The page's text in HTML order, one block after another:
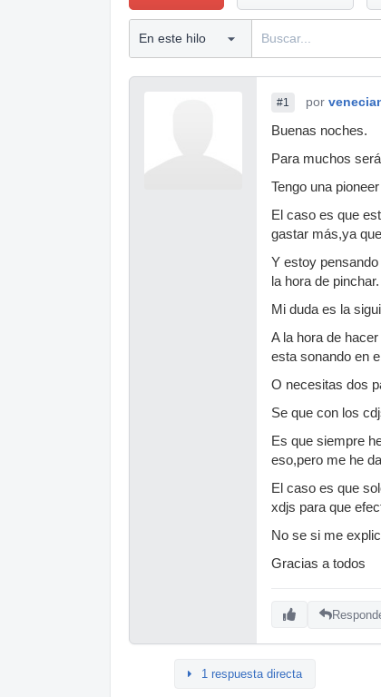
#1 por
Buenas noches.
Para muchos
Tengo una
El caso es que
gastar más,ya
Y estoy
la hora de pinchar.
Mi duda es la
A la hora de
esta sonando en
O necesitas dos
Se que con los
Es que siempre
eso,pero me he
El caso es que
xdjs para que
No se si me
Gracias a todos
1 respuesta directa